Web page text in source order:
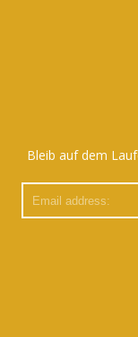
Bleib auf dem